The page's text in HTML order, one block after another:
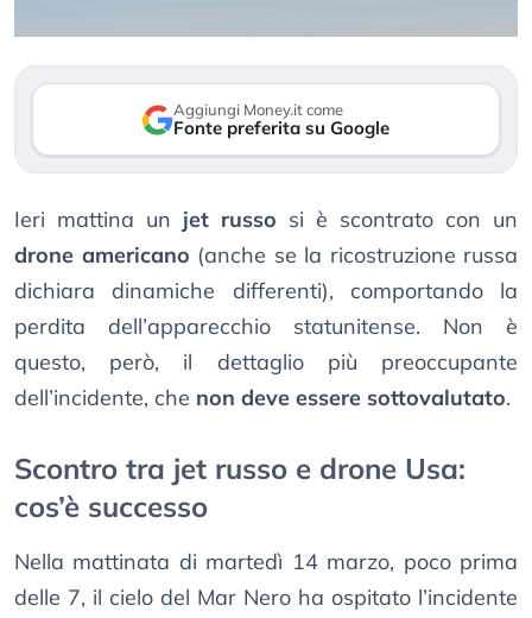
Aggiungi Money.it come
Fonte preferita su Google
Ieri mattina un jet russo si è scontrato con un
drone americano (anche se la ricostruzione russa
dichiara dinamiche differenti), comportando la
perdita dell’apparecchio statunitense. Non è
questo, però, il dettaglio più preoccupante
dell’incidente, che non deve essere sottovalutato.
Scontro tra jet russo e drone Usa:
cos’è successo
Nella mattinata di martedì 14 marzo, poco prima
delle 7, il cielo del Mar Nero ha ospitato l’incidente